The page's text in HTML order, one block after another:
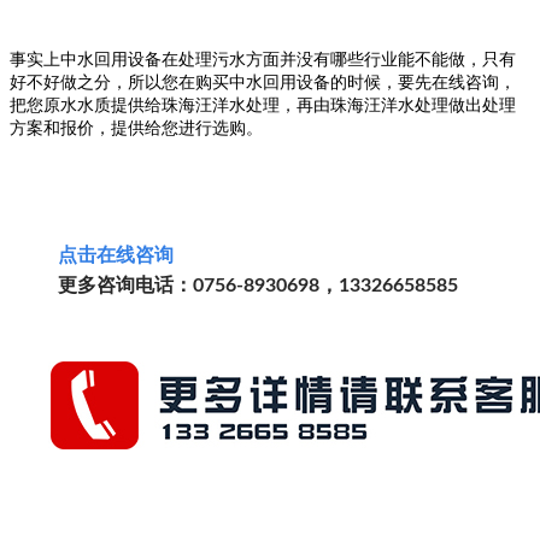
事实上中水回用设备在处理污水方面并没有哪些行业能不能做，只有
好不好做之分，所以您在购买中水回用设备的时候，要先在线咨询，
把您原水水质提供给珠海汪洋水处理，再由珠海汪洋水处理做出处理
方案和报价，提供给您进行选购。
点击在线咨询
更多咨询电话：0756-8930698，13326658585